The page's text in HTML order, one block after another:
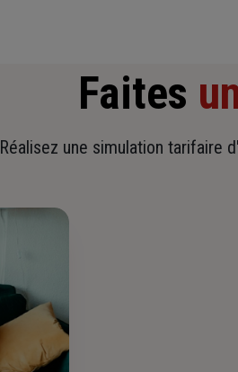
Faites
Réalisez une simulation tarifaire